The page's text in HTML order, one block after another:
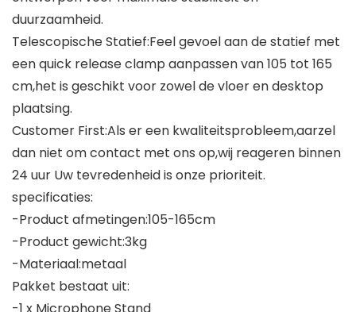
duurzaamheid.
Telescopische Statief:Feel gevoel aan de statief met
een quick release clamp aanpassen van 105 tot 165
cm,het is geschikt voor zowel de vloer en desktop
plaatsing.
Customer First:Als er een kwaliteitsprobleem,aarzel
dan niet om contact met ons op,wij reageren binnen
24 uur Uw tevredenheid is onze prioriteit.
specificaties:
-Product afmetingen:105-165cm
-Product gewicht:3kg
-Materiaal:metaal
Pakket bestaat uit: